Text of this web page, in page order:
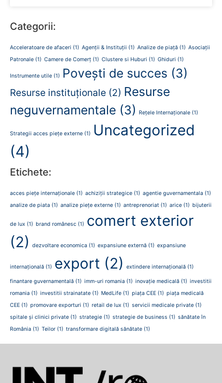
Categorii:
Acceleratoare de afaceri (1) Agenții & Instituții (1) Analize de piață (1) Asociații
Patronale (1) Camere de Comerț (1) Clustere si Huburi (1) Ghiduri (1)
Instrumente utile (1) Povești de succes (3)
Resurse instituționale (2) Resurse
neguvernamentale (3) Rețele Internaționale (1)
Strategii acces piețe externe (1)
Uncategorized
(4)
Etichete:
acces piețe internaționale (1) achiziții strategice (1) agentie guvernamentala (1)
analize de piata (1) analize piețe externe (1) antreprenoriat (1) arice (1) bijuterii
de lux (1) brand românesc (1) comert exterior
(2)
dezvoltare economica (1) expansiune externă (1) expansiune
internațională (1) export (2) extindere internațională (1)
finantare guvernamentală (1) imm-uri romania (1) inovație medicală (1) investitii
romania (1) investitii strainatate (1) MedLife (1) piața CEE (1) piața medicală
CEE (1) promovare exporturi (1) retail de lux (1) servicii medicale private (1)
spitale și clinici private (1) strategie (1) strategie de business (1) sănătate în
România (1) Teilor (1) transformare digitală sănătate (1)